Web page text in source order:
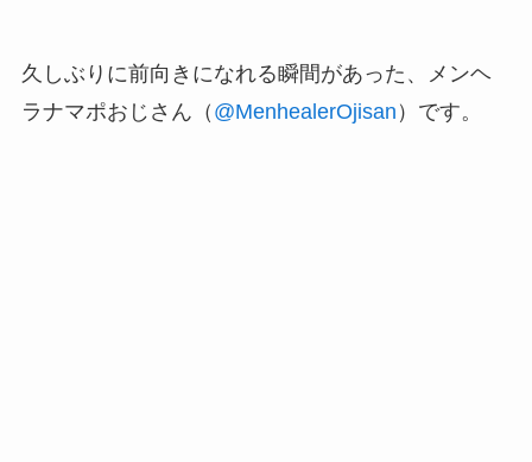
久しぶりに前向きになれる瞬間があった、メンヘ
ラナマポおじさん（ @MenhealerOjisan ）です。